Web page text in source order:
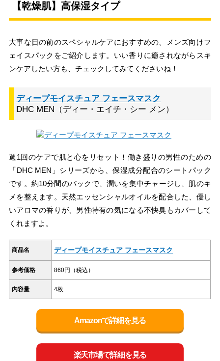
【乾燥肌】高保湿タイプ
大事な日の前のスペシャルケアにおすすめの、メンズ向けフ
ェイスパックをご紹介します。いい香りに癒されながらスキ
ンケアしたい方も、チェックしてみてくださいね！
ディープモイスチュア フェースマスク
DHC MEN（ディー・エイチ・シー メン）
週1回のケアで肌と心をリセット！働き盛りの男性のための
「DHC MEN」シリーズから、保湿成分配合のシートパック
です。約10分間のパックで、潤いを集中チャージし、肌のキ
メを整えます。天然エッセンシャルオイルを配合した、優し
いアロマの香りが、男性特有の気になる不快臭もカバーして
くれますよ。
商品名 ディープモイスチュア フェースマスク
参考価格 860円（税込）
内容量 4枚
Amazonで詳細を見る
楽天市場で詳細を見る